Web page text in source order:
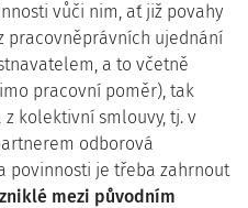
vůči nim, ať již povahy
pracovněprávních ujednání
a to včetně
pracovní poměr), tak
kolektivní smlouvy, tj. v
odborová
povinnosti je třeba zahrnout
mezi původním